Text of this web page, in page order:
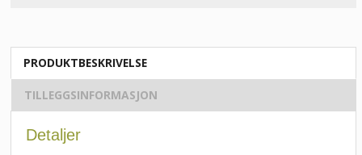
PRODUKTBESKRIVELSE
TILLEGGSINFORMASJON
Detaljer